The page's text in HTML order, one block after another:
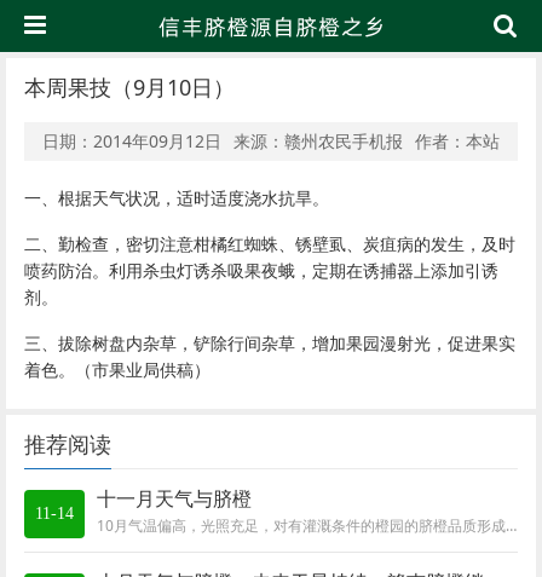
本周果技（9月10日）
日期：2014年09月12日 来源：赣州农民手机报 作者：本站
一、根据天气状况，适时适度浇水抗旱。
二、勤检查，密切注意柑橘红蜘蛛、锈壁虱、炭疽病的发生，及时
喷药防治。利用杀虫灯诱杀吸果夜蛾，定期在诱捕器上添加引诱
剂。
三、拔除树盘内杂草，铲除行间杂草，增加果园漫射光，促进果实
着色。（市果业局供稿）
推荐阅读
11-14
十一月天气与脐橙
10月气温偏高，光照充足，对有灌溉条件的橙园的脐橙品质形成和成熟有利，由于气温偏高，各地脐橙转色较常年推迟。受前期持续干旱少雨天气影响，无水灌...